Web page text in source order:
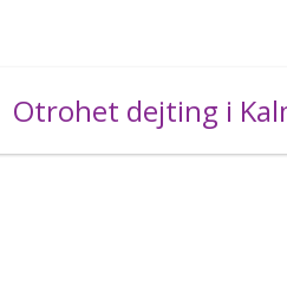
Otrohet dejting i